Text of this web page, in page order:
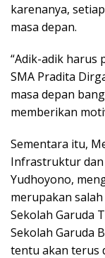
karenanya,
masa depan.
“Adik-adik harus
SMA Pradita
masa depan
memberikan
Sementara itu,
Infrastruktur dan
Yudhoyono,
merupakan
Sekolah Garuda
Sekolah Garuda
tentu akan terus